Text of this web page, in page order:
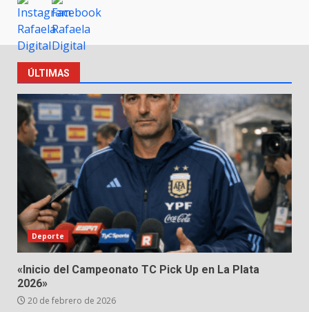
ÚLTIMAS
Deporte
«Inicio del Campeonato TC Pick Up en La Plata
2026»
20 de febrero de 2026